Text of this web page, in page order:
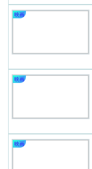
映画
映画
映画